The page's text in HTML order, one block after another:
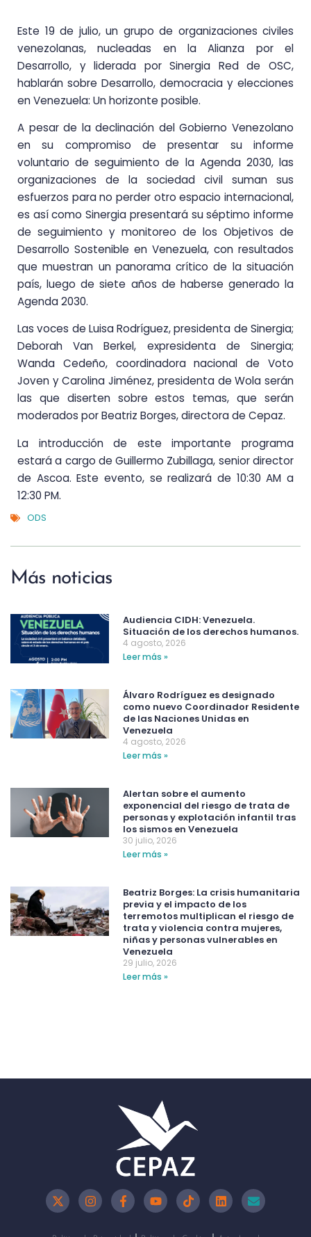
Este 19 de julio, un grupo de organizaciones civiles
venezolanas, nucleadas en la Alianza por el
Desarrollo, y liderada por Sinergia Red de OSC,
hablarán sobre Desarrollo, democracia y elecciones
en Venezuela: Un horizonte posible.
A pesar de la declinación del Gobierno Venezolano
en su compromiso de presentar su informe
voluntario de seguimiento de la Agenda 2030, las
organizaciones de la sociedad civil suman sus
esfuerzos para no perder otro espacio internacional,
es así como Sinergia presentará su séptimo informe
de seguimiento y monitoreo de los Objetivos de
Desarrollo Sostenible en Venezuela, con resultados
que muestran un panorama crítico de la situación
país, luego de siete años de haberse generado la
Agenda 2030.
Las voces de Luisa Rodríguez, presidenta de Sinergia;
Deborah Van Berkel, expresidenta de Sinergia;
Wanda Cedeño, coordinadora nacional de Voto
Joven y Carolina Jiménez, presidenta de Wola serán
las que diserten sobre estos temas, que serán
moderados por Beatriz Borges, directora de Cepaz.
La introducción de este importante programa
estará a cargo de Guillermo Zubillaga, senior director
de Ascoa. Este evento, se realizará de 10:30 AM a
12:30 PM.
ODS
Más noticias
Audiencia CIDH: Venezuela.
Situación de los derechos humanos.
4 agosto, 2026
Leer más »
Álvaro Rodríguez es designado
como nuevo Coordinador Residente
de las Naciones Unidas en
Venezuela
4 agosto, 2026
Leer más »
Alertan sobre el aumento
exponencial del riesgo de trata de
personas y explotación infantil tras
los sismos en Venezuela
30 julio, 2026
Leer más »
Beatriz Borges: La crisis humanitaria
previa y el impacto de los
terremotos multiplican el riesgo de
trata y violencia contra mujeres,
niñas y personas vulnerables en
Venezuela
29 julio, 2026
Leer más »